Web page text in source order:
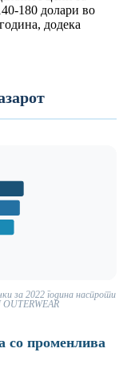
180 долари во
додека
за 2022 година наспроти
OUTERWEAR
со променлива